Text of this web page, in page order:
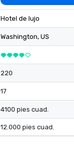
Hotel de lujo
Washington, US
220
17
4100 pies cuad.
12.000 pies cuad.